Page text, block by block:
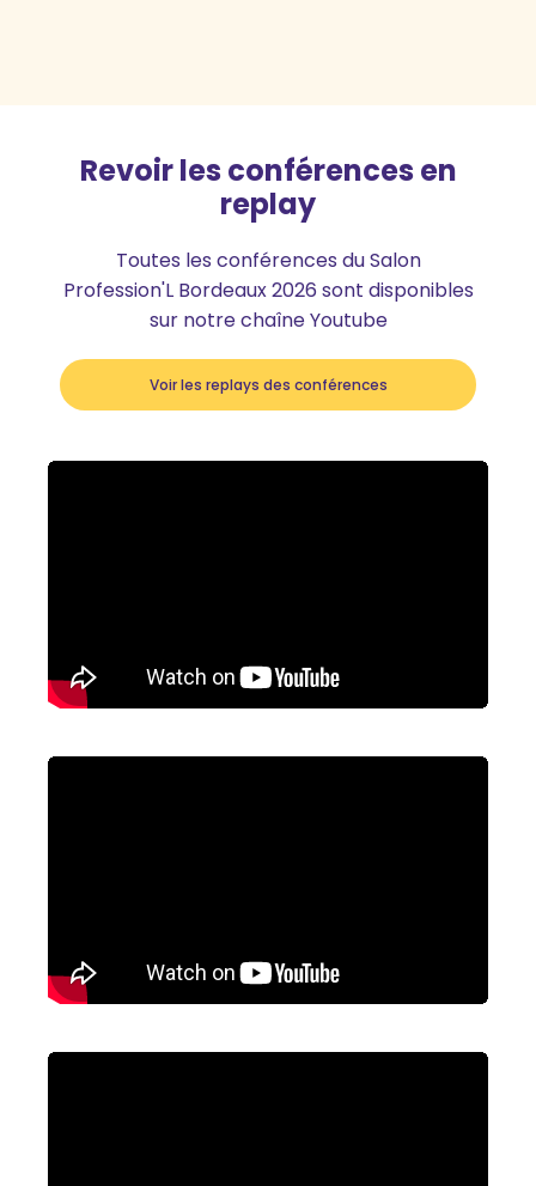
Revoir les conférences en
replay
Toutes les conférences du Salon
Profession'L Bordeaux 2026 sont disponibles
sur notre chaîne Youtube
Voir les replays des conférences